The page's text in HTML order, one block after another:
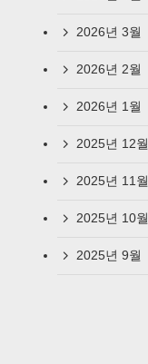
2026년 3월
2026년 2월
2026년 1월
2025년 12월
2025년 11월
2025년 10월
2025년 9월